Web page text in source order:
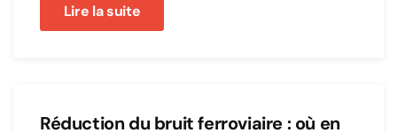
Lire la suite
Réduction du bruit ferroviaire : où en